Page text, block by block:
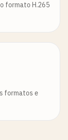
formato H.265
formatos e